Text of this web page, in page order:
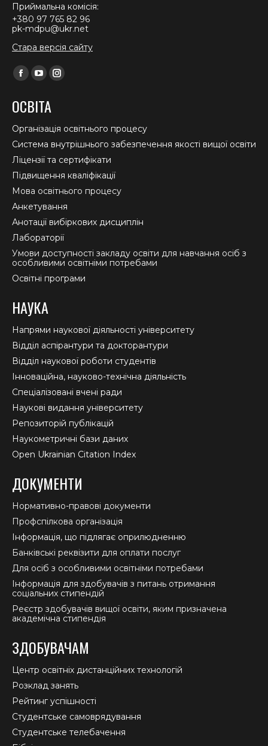
Приймальна комісія:
+380 97 765 82 96
pk-mdpu@ukr.net
Стара версія сайту
Find us on:
Facebook
opens
in
new
window
YouTube
opens
in
new
window
Instagram
in
new
window
ОСВІТА
Організація освітнього процесу
Система внутрішнього забезпечення якості вищої освіти
Ліцензії та сертифікати
Підвищення кваліфікації
Мова освітнього процесу
Анкетування
Анотації вибіркових дисциплін
Лабораторії
Умови доступності закладу освіти для навчання осіб з
особливими освітніми потребами
Освітні програми
НАУКА
Напрями наукової діяльності університету
Відділ аспірантури та докторантури
Відділ наукової роботи студентів
Інноваційна, науково-технічна діяльність
Спеціалізовані вчені ради
Наукові видання університету
Репозиторій публікацій
Наукометричні бази даних
Open Ukrainian Citation Index
ДОКУМЕНТИ
Нормативно-правові документи
Профспілкова організація
Інформація, що підлягає оприлюдненню
Банківські реквізити для оплати послуг
Для осіб з особливими освітніми потребами
Інформація для здобувачів з питань отримання
соціальних стипендій
Реєстр здобувачів вищої освіти, яким призначена
академічна стипендія
ЗДОБУВАЧАМ
Центр освітніх дистанційних технологій
Розклад занять
Рейтинг успішності
Студентське самоврядування
Студентське телебачення